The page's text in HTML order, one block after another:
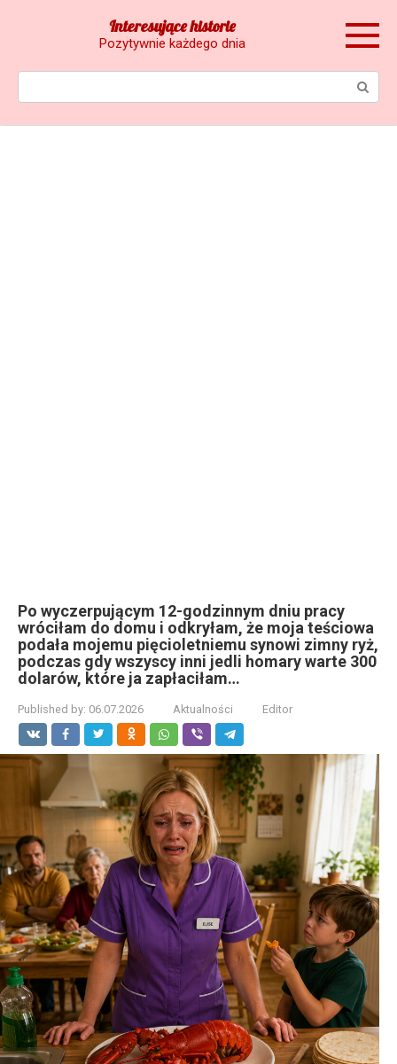
Interesujące historie
Pozytywnie każdego dnia
Po wyczerpującym 12-godzinnym dniu pracy
wróciłam do domu i odkryłam, że moja teściowa
podała mojemu pięcioletniemu synowi zimny ryż,
podczas gdy wszyscy inni jedli homary warte 300
dolarów, które ja zapłaciłam…
Published by: 06.07.2026 Aktualności Editor